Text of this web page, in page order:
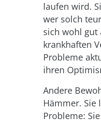
laufen wird.
wer solch
sich wohl gut
krankhaften
Probleme
ihren
Andere
Hämmer. Sie
Probleme: